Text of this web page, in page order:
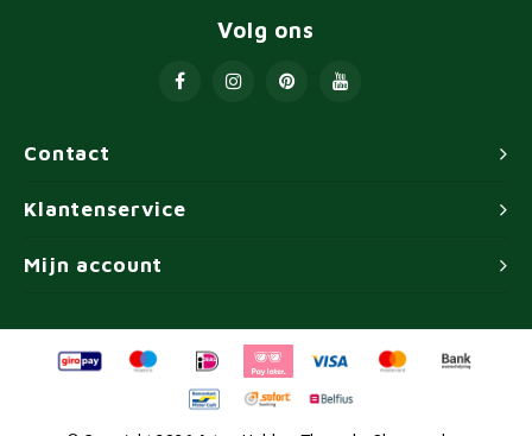
Contact
Volg ons
Klantenservice
Mijn account